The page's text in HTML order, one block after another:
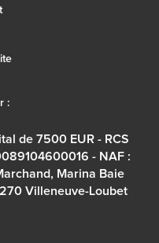
:
de 7500 EUR - RCS
- NAF :
Marina Baie
Villeneuve-Loubet